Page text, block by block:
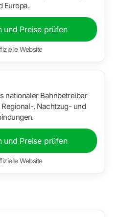
Europa.
und Preise prüfen
Website
nationaler Bahnbetreiber
, Nachtzug- und
und Preise prüfen
Website